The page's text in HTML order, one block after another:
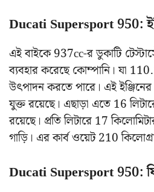
Ducati Supersport 950:
এই বাইকে 937cc-র ডুকাটি
ব্যবহার করেছে কোম্পানি। যা
উৎপাদন করতে পারে। এই
যুক্ত রয়েছে। এছাড়া এতে 16
রয়েছে। প্রতি লিটারে 17
গাড়ি। এর কার্ব ওয়েট 210
Ducati Supersport 950: